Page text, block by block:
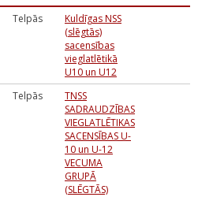
Telpās
Kuldīgas NSS
(slēgtās)
sacensības
vieglatlētikā
U10 un U12
Telpās
TNSS
SADRAUDZĪBAS
VIEGLATLĒTIKAS
SACENSĪBAS U-
10 un U-12
VECUMA
GRUPĀ
(SLĒGTĀS)